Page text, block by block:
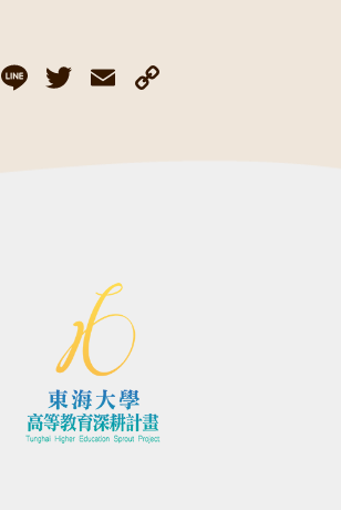
Facebook
LineTwitter
Email